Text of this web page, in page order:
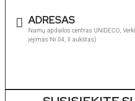
ADRESAS
Namų apdailos centras UNIDECO,
įėjimas Nr.04, II aukštas)